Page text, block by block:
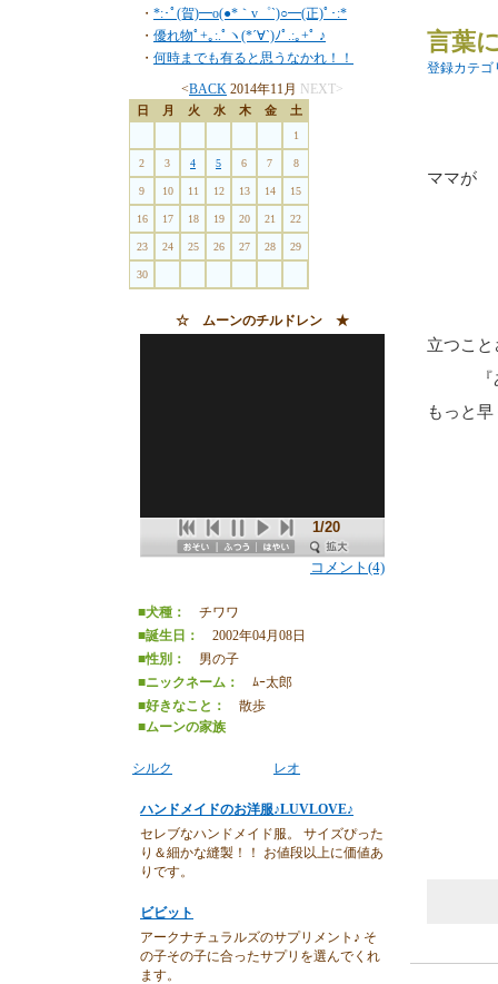
・ *:･ﾟ(賀)━o(●*｀v゜`)○━(正)ﾟ･:*
・ 優れ物ﾟ+｡:.ﾟヽ(*´∀`)ﾉﾟ.:｡+ﾟ ♪
・ 何時までも有ると思うなかれ！！
<BACK 2014年11月 NEXT>
日 月 火 水 木 金 土
1
2 3 4 5 6 7 8
9 10 11 12 13 14 15
16 17 18 19 20 21 22
23 24 25 26 27 28 29
30
☆ ムーンのチルドレン ★
1/20
コメント(4)
■犬種： チワワ
■誕生日： 2002年04月08日
■性別： 男の子
■ニックネーム： ﾑｰ太郎
■好きなこと： 散歩
■ムーンの家族
シルク レオ
ハンドメイドのお洋服♪LUVLOVE♪
セレブなハンドメイド服。 サイズぴった
り＆細かな縫製！！ お値段以上に価値あ
りです。
ビビット
アークナチュラルズのサプリメント♪ そ
の子その子に合ったサプリを選んでくれ
ます。
言葉
登録カテゴ
ママが
立つこ
『あ
もっと